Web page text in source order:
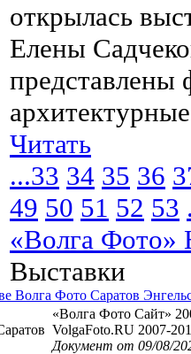
открылась
Елены
представлены
Читать
...33 34 35 36
49 50 51 52 53
«Волга Фото»
Выставки
Волга Фото Саратов
«Волга Фото Сайт»
VolgaFoto.RU 2007-
Документ от 09/08/